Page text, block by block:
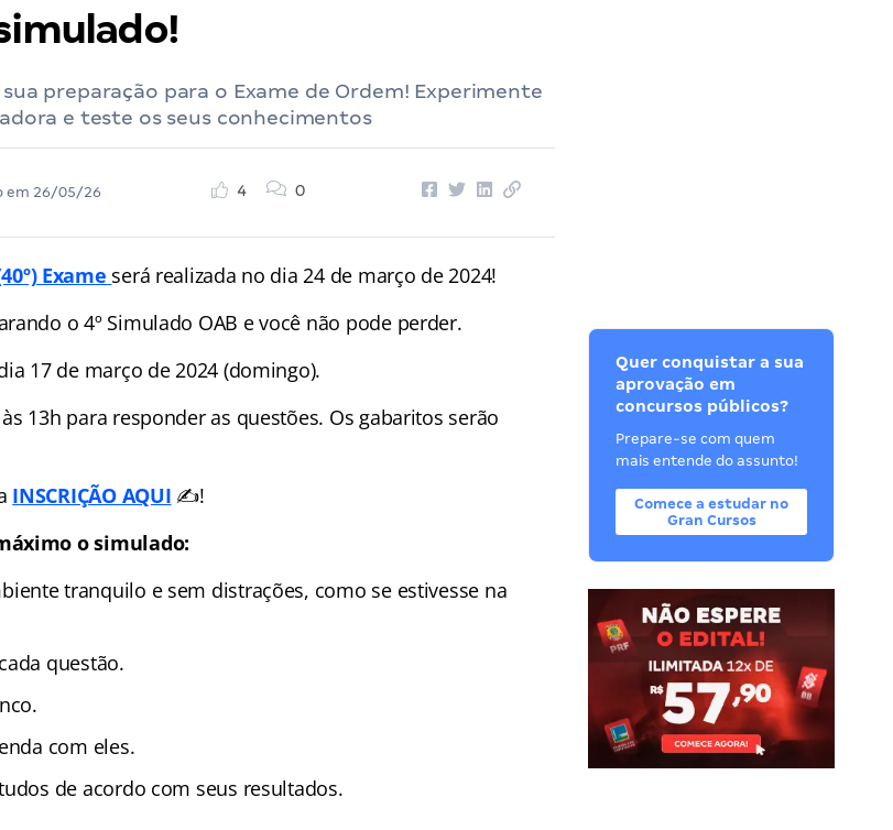
sua preparação para o Exame de Ordem! Experimente
e teste os seus conhecimentos
em 26/05/26
4 0
Exame será realizada no dia 24 de março de 2024!
o 4º Simulado OAB e você não pode perder.
17 de março de 2024 (domingo).
13h para responder as questões. Os gabaritos serão
INSCRIÇÃO AQUI ✍️!
o simulado:
tranquilo e sem distrações, como se estivesse na
questão.
com eles.
de acordo com seus resultados.
Quer conquistar a sua
aprovação em
concursos públicos?
Prepare-se com quem
mais entende do assunto!
Comece a estudar no
Gran Cursos